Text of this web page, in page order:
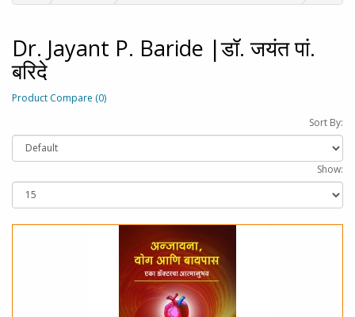
Dr. Jayant P. Baride |डॉ. जयंत पां.
बरिदे
Product Compare (0)
Sort By:
Show: